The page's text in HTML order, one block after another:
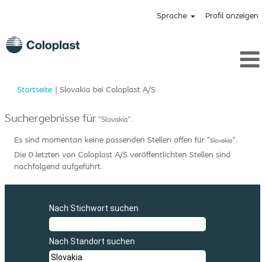
Sprache Profil anzeigen
Startseite | Slovakia bei Coloplast A/S(aktuelle
Suchergebnisse für"Slovakia".
Es sind momentan keine passenden Stellen offen für "Slovakia".
Die 0 letzten von Coloplast A/S veröffentlichten Stellen sind
nachfolgend aufgeführt.
Nach Stichwort suchen
Nach Standort suchen